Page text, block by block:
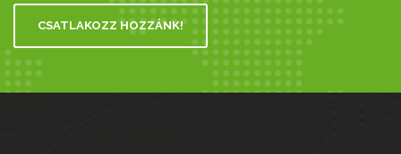
CSATLAKOZZ HOZZÁNK!